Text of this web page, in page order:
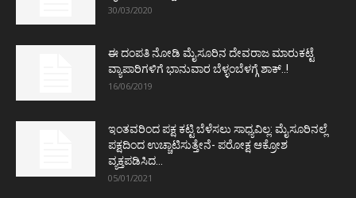
30/03/2020
ಈ ದಂಪತಿ ನೋಡಿ ಮೈಸೂರಿನ ದೇವರಾಜ ಮಾರುಕಟ್ಟೆ
ವ್ಯಾಪಾರಿಗಳಿಗೆ ಭಾನುವಾರ ಬೆಳ್ಳಂಬೆಳಗ್ಗೆ ಶಾಕ್..!
16/06/2019
ಇಂತವರಿಂದ ಪಕ್ಷ ಕಟ್ಟಿ ಬೆಳೆಸಲು ಸಾಧ್ಯವಿಲ್ಲ: ಮೈಸೂರಿನಲ್ಲೆ
ಪಕ್ಷದಿಂದ ಉಚ್ಚಾಟಿಸುತ್ತೇನೆ- ಪರೋಕ್ಷ ಆಕ್ರೋಶ
ವ್ಯಕ್ತಪಡಿಸಿದ...
05/01/2021